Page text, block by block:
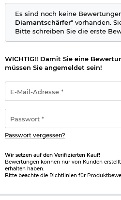
Es sind noch keine
Diamantschärfer" vorhanden.
Bitte schreiben Sie die erste
WICHTIG!! Damit Sie eine
müssen Sie angemeldet sein!
Mail-
Adresse
*
Passwort vergessen?
Wir setzen auf den Verifizierten Kauf!
Bewertungen können nur von Kunden
erhalten haben.
Bitte beachte die Richtlinien für